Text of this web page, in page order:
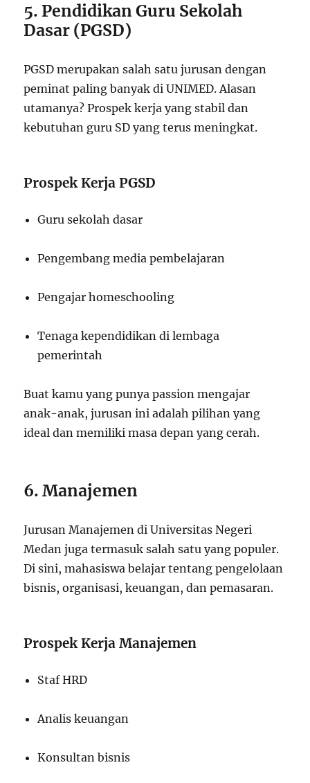
5. Pendidikan Guru Sekolah
Dasar (PGSD)
PGSD merupakan salah satu jurusan dengan
peminat paling banyak di UNIMED. Alasan
utamanya? Prospek kerja yang stabil dan
kebutuhan guru SD yang terus meningkat.
Prospek Kerja PGSD
Guru sekolah dasar
Pengembang media pembelajaran
Pengajar homeschooling
Tenaga kependidikan di lembaga
pemerintah
Buat kamu yang punya passion mengajar
anak-anak, jurusan ini adalah pilihan yang
ideal dan memiliki masa depan yang cerah.
6. Manajemen
Jurusan Manajemen di Universitas Negeri
Medan juga termasuk salah satu yang populer.
Di sini, mahasiswa belajar tentang pengelolaan
bisnis, organisasi, keuangan, dan pemasaran.
Prospek Kerja Manajemen
Staf HRD
Analis keuangan
Konsultan bisnis